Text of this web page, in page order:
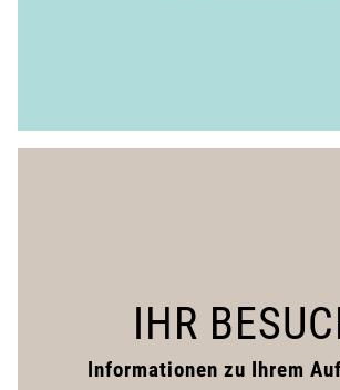
IHR
Informationen zu Ihrem